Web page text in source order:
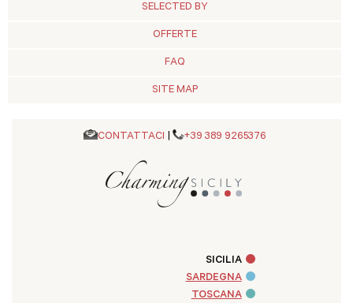
SELECTED BY
OFFERTE
FAQ
SITE MAP
CONTATTACI +39 389 9265376
SICILIA
SARDEGNA
TOSCANA